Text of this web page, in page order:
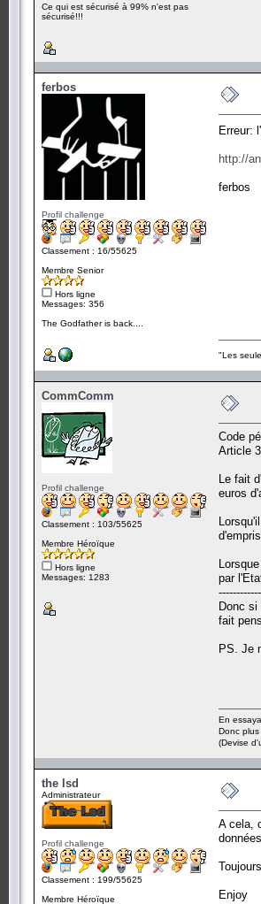
Ce qui est sécurisé à 99% n'est pas
sécurisé!!!
ferbos
Profil challenge
Classement : 16/55625
Membre Senior
Hors ligne
Messages: 356
The Godfather is back....
Erreur:
http://
ferbos
"Les
CommComm
Profil challenge
Classement : 103/55625
Membre Héroïque
Hors ligne
Messages: 1283
Code
Article
Le fait
euros
par
Donc
fait
PS. Je
En
Donc
(Devise
the lsd
Administrateur
Profil challenge
Classement : 199/55625
Membre Héroïque
A cela,
Enjoy